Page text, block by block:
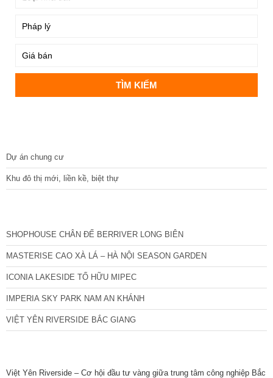
Dự án chung cư
Khu đô thị mới, liền kề, biệt thự
SHOPHOUSE CHÂN ĐẾ BERRIVER LONG BIÊN
MASTERISE CAO XÀ LÁ – HÀ NỘI SEASON GARDEN
ICONIA LAKESIDE TỐ HỮU MIPEC
IMPERIA SKY PARK NAM AN KHÁNH
VIỆT YÊN RIVERSIDE BẮC GIANG
Việt Yên Riverside – Cơ hội đầu tư vàng giữa trung tâm công nghiệp Bắc